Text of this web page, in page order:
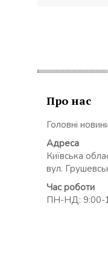
Про нас
Головні
Адреса
Київська
вул.
Час роботи
ПН-НД: 9:00-